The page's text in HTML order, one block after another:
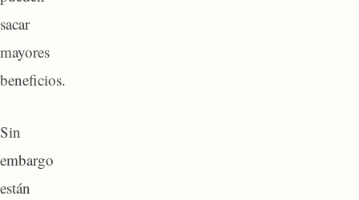
sacar
mayores
beneficios.
Sin
embargo
están